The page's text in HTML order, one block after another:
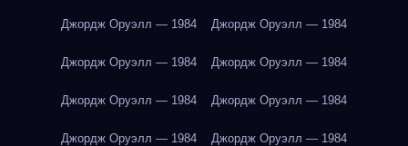
Джордж Оруэлл — 1984 Джордж Оруэлл — 1984
Джордж Оруэлл — 1984 Джордж Оруэлл — 1984
Джордж Оруэлл — 1984 Джордж Оруэлл — 1984
Джордж Оруэлл — 1984 Джордж Оруэлл — 1984